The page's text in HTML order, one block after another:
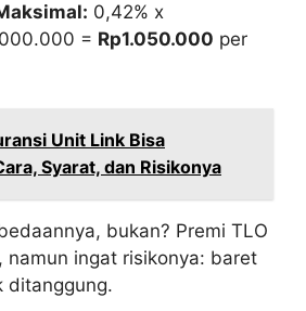
0,42% x
= Rp1.050.000 per
Unit Link Bisa
Syarat, dan Risikonya
bukan? Premi TLO
namun ingat risikonya: baret
ditanggung.